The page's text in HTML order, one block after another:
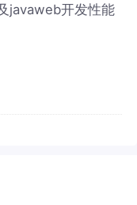
javaweb开发性能